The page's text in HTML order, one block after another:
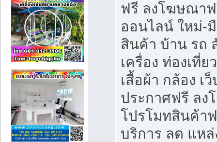
ฟรี ลงโฆษณา
ออนไลน์ ใหม่-
สินค้า บ้าน รถ
เครื่อง ท่องเที่ย
เสื้อผ้า กล้อง เ
ประกาศฟรี ล
โปรโมทสินค้า
บริการ ลด แห